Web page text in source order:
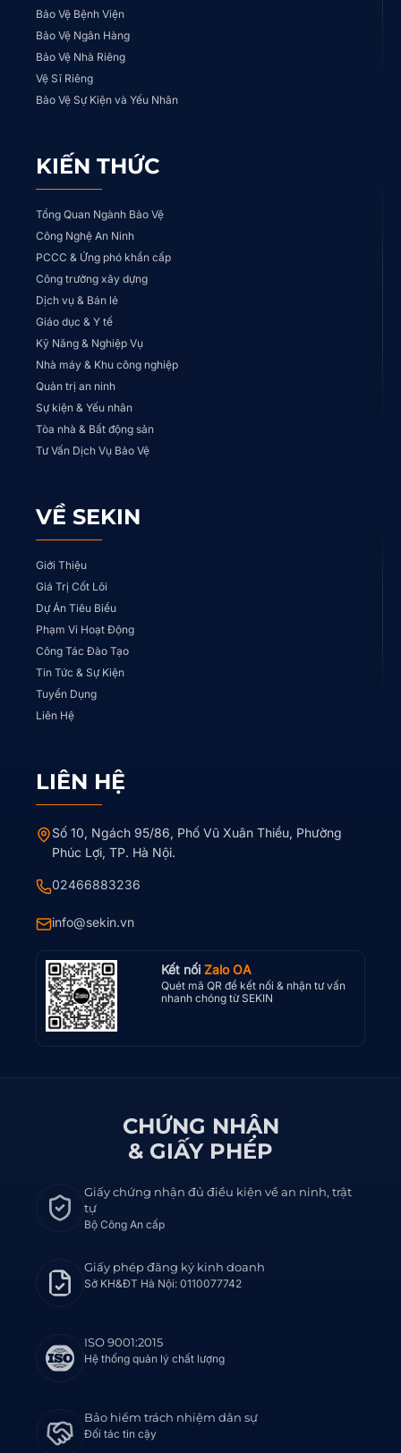
Bảo Vệ Bệnh Viện
Bảo Vệ Ngân Hàng
Bảo Vệ Nhà Riêng
Vệ Sĩ Riêng
Bảo Vệ Sự Kiện và Yếu Nhân
KIẾN THỨC
Tổng Quan Ngành Bảo Vệ
Công Nghệ An Ninh
PCCC & Ứng phó khẩn cấp
Công trường xây dựng
Dịch vụ & Bán lẻ
Giáo dục & Y tế
Kỹ Năng & Nghiệp Vụ
Nhà máy & Khu công nghiệp
Quản trị an ninh
Sự kiện & Yếu nhân
Tòa nhà & Bất động sản
Tư Vấn Dịch Vụ Bảo Vệ
VỀ SEKIN
Giới Thiệu
Giá Trị Cốt Lõi
Dự Án Tiêu Biểu
Phạm Vi Hoạt Động
Công Tác Đào Tạo
Tin Tức & Sự Kiện
Tuyển Dụng
Liên Hệ
LIÊN HỆ
Số 10, Ngách 95/86, Phố Vũ Xuân Thiều, Phường
Phúc Lợi, TP. Hà Nội.
02466883236
info@sekin.vn
Kết nối Zalo OA
Quét mã QR để kết nối & nhận tư vấn
nhanh chóng từ SEKIN
CHỨNG NHẬN
& GIẤY PHÉP
Giấy chứng nhận đủ điều kiện về an ninh, trật
tự
Bộ Công An cấp
Giấy phép đăng ký kinh doanh
Sở KH&ĐT Hà Nội: 0110077742
ISO 9001:2015
Hệ thống quản lý chất lượng
Bảo hiểm trách nhiệm dân sự
Đối tác tin cậy